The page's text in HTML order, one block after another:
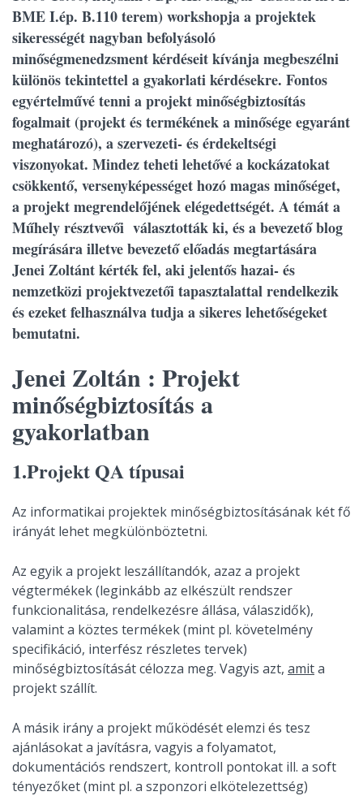
BME I.ép. B.110 terem) workshopja a projektek
sikerességét nagyban befolyásoló
minőségmenedzsment kérdéseit kívánja megbeszélni
különös tekintettel a gyakorlati kérdésekre. Fontos
egyértelművé tenni a projekt minőségbiztosítás
fogalmait (projekt és termékének a minősége egyaránt
meghatározó), a szervezeti- és érdekeltségi
viszonyokat. Mindez teheti lehetővé a kockázatokat
csökkentő, versenyképességet hozó magas minőséget,
a projekt megrendelőjének elégedettségét. A témát a
Műhely résztvevői választották ki, és a bevezető blog
megírására illetve bevezető előadás megtartására
Jenei Zoltánt kérték fel, aki jelentős hazai- és
nemzetközi projektvezetői tapasztalattal rendelkezik
és ezeket felhasználva tudja a sikeres lehetőségeket
bemutatni.
Jenei Zoltán : Projekt
minőségbiztosítás a
gyakorlatban
1.Projekt QA típusai
Az informatikai projektek minőségbiztosításának két fő
irányát lehet megkülönböztetni.
Az egyik a projekt leszállítandók, azaz a projekt
végtermékek (leginkább az elkészült rendszer
funkcionalitása, rendelkezésre állása, válaszidők),
valamint a köztes termékek (mint pl. követelmény
specifikáció, interfész részletes tervek)
minőségbiztosítását célozza meg. Vagyis azt, amita
projekt szállít.
A másik irány a projekt működését elemzi és tesz
ajánlásokat a javításra, vagyis a folyamatot,
dokumentációs rendszert, kontroll pontokat ill. a soft
tényezőket (mint pl. a szponzori elkötelezettség)